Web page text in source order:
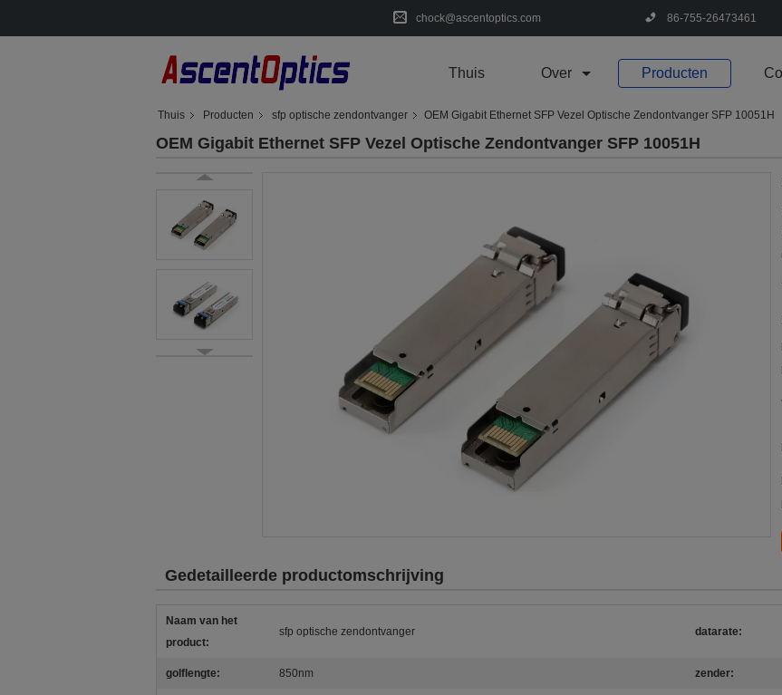
chock@ascentoptics.com 86-755-26473461
Thuis Over Producten
Thuis Producten sfp optische zendontvanger OEM Gigabit Ethernet SFP Vezel Optische Zendontvanger SFP 10051H
OEM Gigabit Ethernet SFP Vezel Optische Zendontvanger SFP 10051H
Gedetailleerde productomschrijving
Naam van het
product:
sfp optische zendontvanger datarate:
golflengte: 850nm zender: